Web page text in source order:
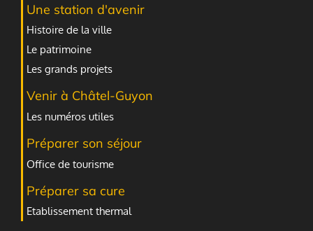
Une station d'avenir
Histoire de la ville
Le patrimoine
Les grands projets
Venir à Châtel-Guyon
Les numéros utiles
Préparer son séjour
Office de tourisme
Préparer sa cure
Etablissement thermal